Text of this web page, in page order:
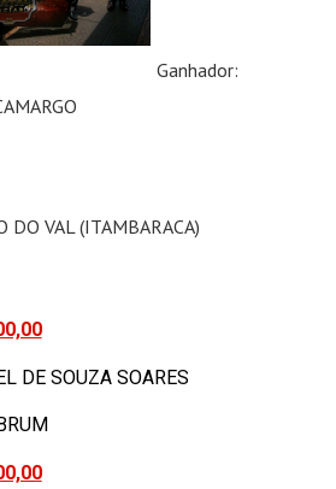
Ganhador:
DO VAL (ITAMBARACA)
DE SOUZA SOARES